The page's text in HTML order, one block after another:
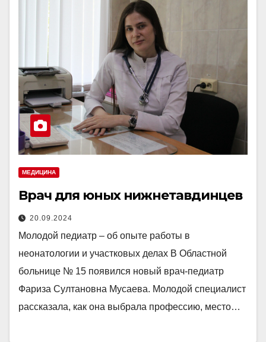
МЕДИЦИНА
Врач для юных нижнетавдинцев
20.09.2024
Молодой педиатр – об опыте работы в
неонатологии и участковых делах В Областной
больнице № 15 появился новый врач-педиатр
Фариза Султановна Мусаева. Молодой специалист
рассказала, как она выбрала профессию, место…